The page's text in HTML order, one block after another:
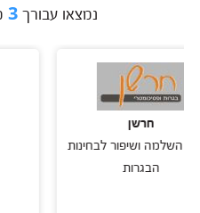
נמצאו עבורך3
ושיפור לבחינות